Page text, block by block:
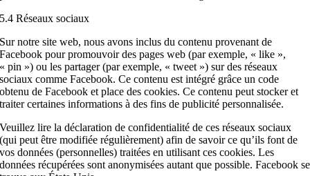
5.4 Réseaux sociaux
Sur notre site web, nous avons inclus du contenu provenant de
Facebook pour promouvoir des pages web (par exemple, « like »,
« pin ») ou les partager (par exemple, « tweet ») sur des réseaux
sociaux comme Facebook. Ce contenu est intégré grâce un code
obtenu de Facebook et place des cookies. Ce contenu peut stocker et
traiter certaines informations à des fins de publicité personnalisée.
Veuillez lire la déclaration de confidentialité de ces réseaux sociaux
(qui peut être modifiée régulièrement) afin de savoir ce qu’ils font de
vos données (personnelles) traitées en utilisant ces cookies. Les
données récupérées sont anonymisées autant que possible. Facebook se